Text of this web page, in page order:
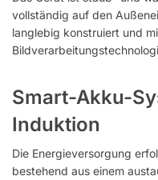
vollständig auf den
langlebig konstruiert und
Smart-Akku-
Induktion
Die Energieversorgung
bestehend aus einem